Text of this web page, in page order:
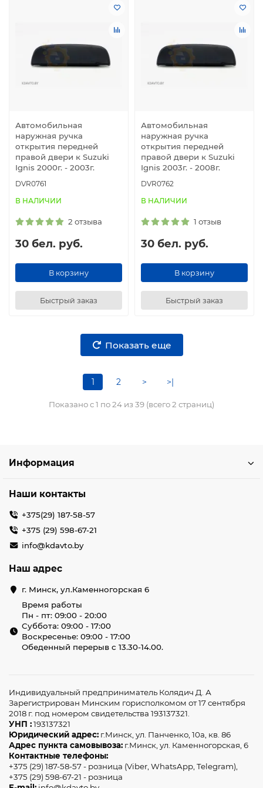
Автомобильная
наружная ручка
открытия передней
правой двери к Suzuki
Ignis 2000г. - 2003г.
DVR0761
В НАЛИЧИИ
2 отзыва
30 бел. руб.
В корзину
Быстрый заказ
Автомобильная
наружная ручка
открытия передней
правой двери к Suzuki
Ignis 2003г. - 2008г.
DVR0762
В НАЛИЧИИ
1 отзыв
30 бел. руб.
В корзину
Быстрый заказ
Показать еще
1 2 > >|
Показано с 1 по 24 из 39 (всего 2 страниц)
Информация
Наши контакты
+375(29) 187-58-57
+375 (29) 598-67-21
info@kdavto.by
Наш адрес
г. Минск, ул.Каменногорская 6
Время работы
Пн - пт: 09:00 - 20:00
Суббота: 09:00 - 17:00
Воскресенье: 09:00 - 17:00
Обеденный перерыв с 13.30-14.00.
Индивидуальный предприниматель Колядич Д. А
Зарегистрирован Минским горисполкомом от 17 сентября
2018 г. под номером свидетельства 193137321.
УНП :193137321
Юридический адрес: г.Минск, ул. Панченко, 10а, кв. 86
Адрес пункта самовывоза: г.Минск, ул. Каменногорская, 6
Контактные телефоны:
+375 (29) 187-58-57 - розница (Viber, WhatsApp, Telegram),
+375 (29) 598-67-21 - розница